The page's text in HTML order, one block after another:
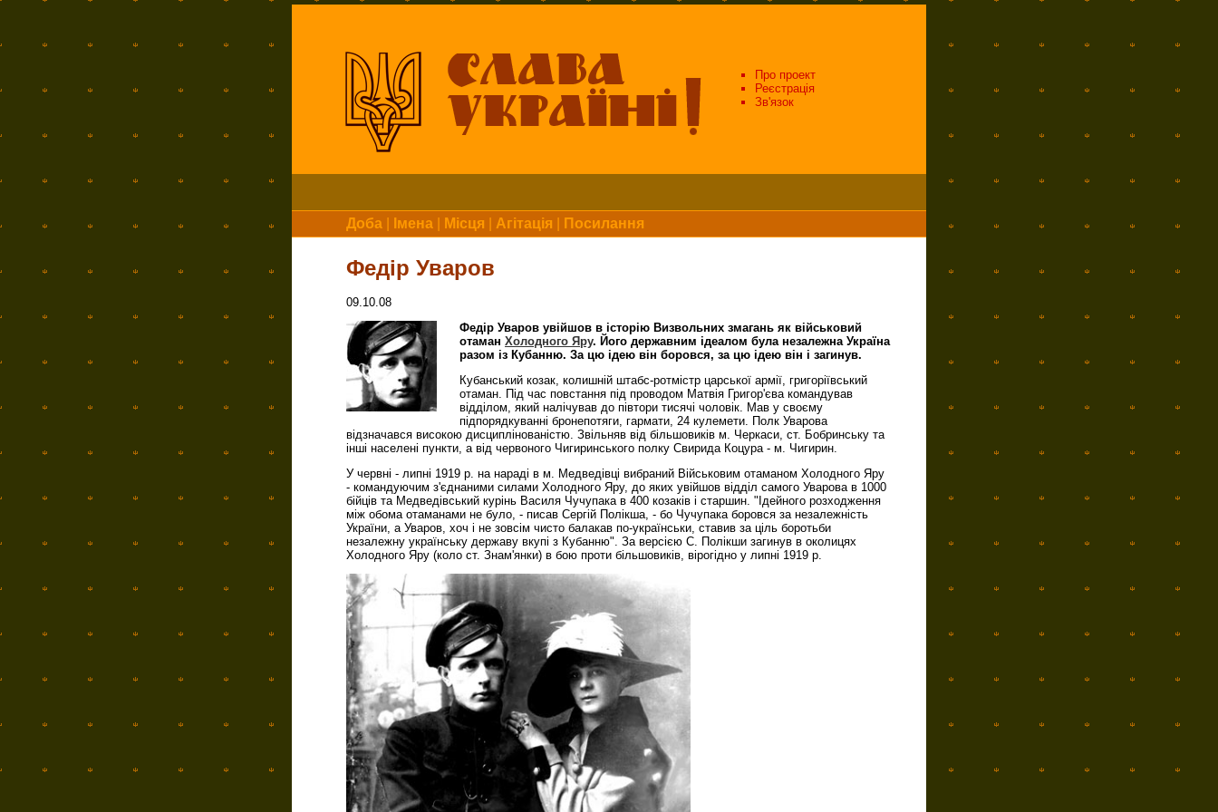
Про проект
Реєстрація
Зв'язок
Доба Імена Місця Агітація Посилання
Федір Уваров
09.10.08
Федір Уваров увійшов в історію Визвольних змагань як військовий
отаман Холодного Яру. Його державним ідеалом була незалежна Україна
разом із Кубанню. За цю ідею він боровся, за цю ідею він і загинув.
Кубанський козак, колишній штабс-ротмістр царської армії, григоріївський
отаман. Під час повстання під проводом Матвія Григор'єва командував
відділом, який налічував до півтори тисячі чоловік. Мав у своєму
підпорядкуванні бронепотяги, гармати, 24 кулемети. Полк Уварова
відзначався високою дисциплінованістю. Звільняв від більшовиків м. Черкаси, ст. Бобринську та
інші населені пункти, а від червоного Чигиринського полку Свирида Коцура - м. Чигирин.
У червні - липні 1919 р. на нараді в м. Медведівці вибраний Військовим отаманом Холодного Яру
- командуючим з'єднаними силами Холодного Яру, до яких увійшов відділ самого Уварова в 1000
бійців та Медведівський курінь Василя Чучупака в 400 козаків і старшин. "Ідейного розходження
між обома отаманами не було, - писав Сергій Полікша, - бо Чучупака боровся за незалежність
України, а Уваров, хоч і не зовсім чисто балакав по-українськи, ставив за ціль боротьби
незалежну українську державу вкупі з Кубанню". За версією С. Полікши загинув в околицях
Холодного Яру (коло ст. Знам'янки) в бою проти більшовиків, вірогідно у липні 1919 р.